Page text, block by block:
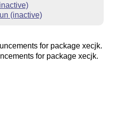
(inactive)
for package xecjk.
for package xecjk.